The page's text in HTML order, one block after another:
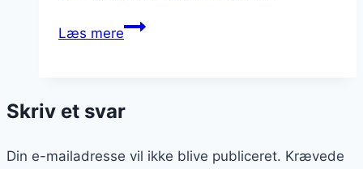
Læs mereNyretapper
Skriv et svar
Din e-mailadresse vil ikke blive publiceret. Krævede